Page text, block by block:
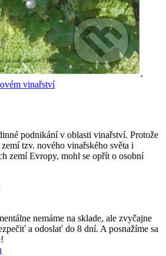
vinařství
podnikání v oblasti vinařství. Protože
tzv. nového vinařského světa i
zemí Evropy, mohl se opřít o osobní
nemáme na sklade, ale zvyčajne
a odoslať do 8 dní. A posnažíme sa